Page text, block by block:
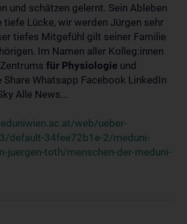
und schätzen gelernt. Sein Ableben
tiefe Lücke, wir werden Jürgen sehr
tiefes Mitgefühl gilt seiner Familie
Im Namen aller Kolleg:innen
für Physiologie und
Whatsapp Facebook LinkedIn
Alle News...
web/ueber-
default-34fee72b1e-2/meduni-
juergen-toth/menschen-der-meduni-